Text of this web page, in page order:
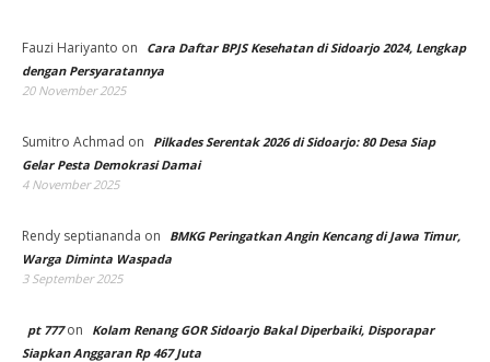
Fauzi Hariyanto on
Cara Daftar BPJS Kesehatan di Sidoarjo 2024, Lengkap
dengan Persyaratannya
20 November 2025
Sumitro Achmad on
Pilkades Serentak 2026 di Sidoarjo: 80 Desa Siap
Gelar Pesta Demokrasi Damai
4 November 2025
Rendy septiananda on
BMKG Peringatkan Angin Kencang di Jawa Timur,
Warga Diminta Waspada
3 September 2025
pt 777on
Kolam Renang GOR Sidoarjo Bakal Diperbaiki, Disporapar
Siapkan Anggaran Rp 467 Juta